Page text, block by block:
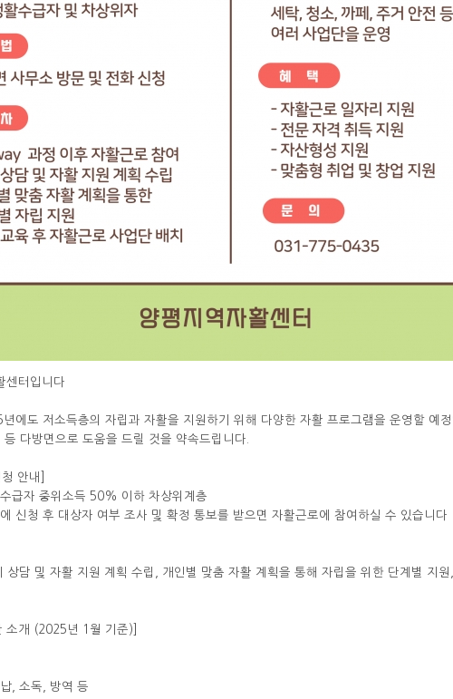
센터입니다
에도 저소득층의 자립과 자활을 지원하기 위해 다양한 자활 프로그램을 운영할 예정
다방면으로 도움을 드릴 것을 약속드립니다.
안내]
급자 중위소득 50% 이하 차상위계층
신청 후 대상자 여부 조사 및 확정 통보를 받으면 자활근로에 참여하실 수 있습니다
담 및 자활 지원 계획 수립, 개인별 맞춤 자활 계획을 통해 자립을 위한 단계별 지
소개 (2025년 1월 기준)]
, 소독, 방역 등